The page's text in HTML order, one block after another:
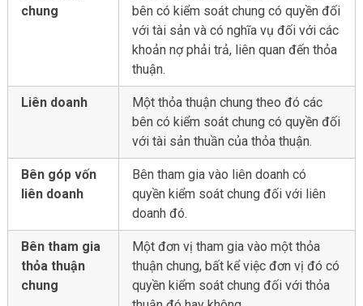
chung
bên có kiểm soát chung có quyền đối
với tài sản và có nghĩa vụ đối với các
khoản nợ phải trả, liên quan đến thỏa
thuận.
Liên doanh
Một thỏa thuận chung theo đó các
bên có kiểm soát chung có quyền đối
với tài sản thuần của thỏa thuận.
Bên góp vốn
liên doanh
Bên tham gia vào liên doanh có
quyền kiểm soát chung đối với liên
doanh đó.
Bên tham gia
thỏa thuận
chung
Một đơn vị tham gia vào một thỏa
thuận chung, bất kể việc đơn vị đó có
quyền kiểm soát chung đối với thỏa